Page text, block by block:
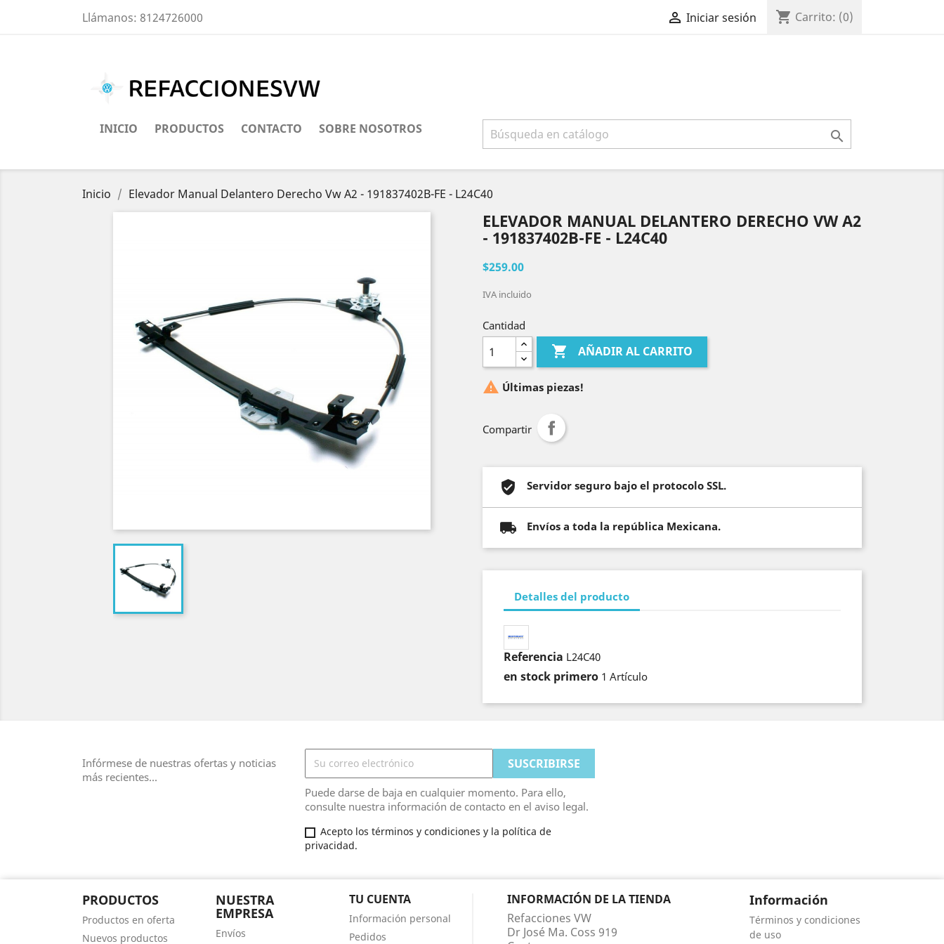
Llámanos: 8124726000  Iniciar sesión shopping_cart Carrito: (0)
INICIO PRODUCTOS CONTACTO SOBRE NOSOTROS 
Inicio Elevador Manual Delantero Derecho Vw A2 - 191837402B-FE - L24C40
ELEVADOR MANUAL DELANTERO DERECHO VW A2
- 191837402B-FE - L24C40
$259.00
IVA incluido
Cantidad
 AÑADIR AL CARRITO
 Últimas piezas!
Compartir
Servidor seguro bajo el protocolo SSL.
Envíos a toda la república Mexicana.
Detalles del producto
Referencia L24C40
en stock primero 1 Artículo
Infórmese de nuestras ofertas y noticias
más recientes...
Puede darse de baja en cualquier momento. Para ello,
consulte nuestra información de contacto en el aviso legal.
Acepto los términos y condiciones y la política de
privacidad.
PRODUCTOS
Productos en oferta
Nuevos productos
NUESTRA
EMPRESA
Envíos
TU CUENTA
Información personal
Pedidos
INFORMACIÓN DE LA TIENDA
Refacciones VW
Dr José Ma. Coss 919
Información
Términos y condiciones
de uso